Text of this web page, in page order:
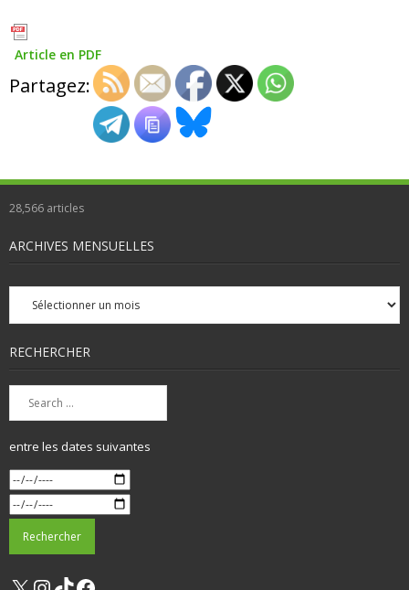
Article en PDF
Partagez:
28,566 articles
ARCHIVES MENSUELLES
Archives
mensuelles
RECHERCHER
entre les dates suivantes
X Instagram
TikTok